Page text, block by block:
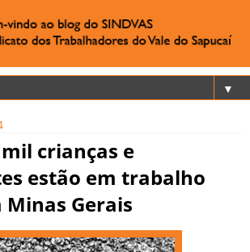
▼
crianças e
estão em trabalho
Gerais